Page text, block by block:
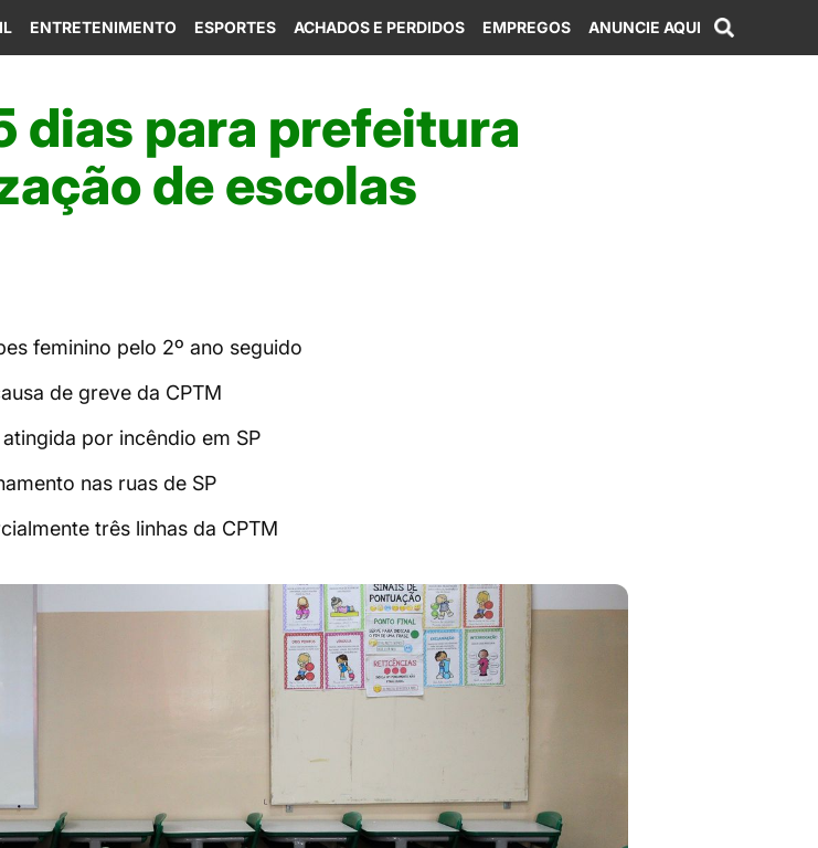
ENTRETENIMENTO ESPORTES ACHADOS E PERDIDOS EMPREGOS ANUNCIE AQUI
dias para prefeitura
de escolas
feminino pelo 2º ano seguido
de greve da CPTM
por incêndio em SP
nas ruas de SP
três linhas da CPTM